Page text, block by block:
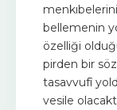
bellemenin
özelliği
pirden bir
tasavvufî
vesile